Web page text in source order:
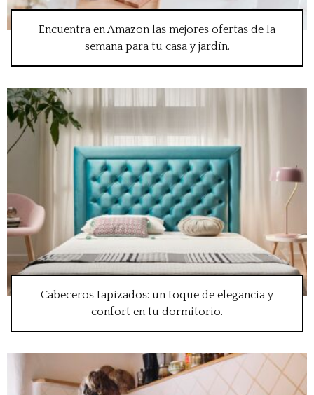
Encuentra en Amazon las mejores ofertas de la
semana para tu casa y jardín.
Cabeceros tapizados: un toque de elegancia y
confort en tu dormitorio.